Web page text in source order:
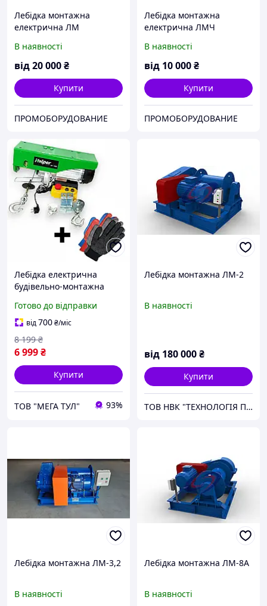
Лебідка монтажна
електрична ЛМ
В наявності
від20 000₴
Купити
ПРОМОБОРУДОВАНИЕ
Лебідка монтажна
електрична ЛМЧ
В наявності
від 10 000₴
Купити
ПРОМОБОРУДОВАНИЕ
Лебідка електрична
будівельно-монтажна
кг 12 м лебідка будівельна
електрична
Готово до відправки
від700₴/міс
6 999₴
8 199 ₴
Купити
ТОВ "МЕГА ТУЛ" 93%
Лебідка монтажна ЛМ-2
В наявності
від 180 000₴
Купити
ТОВ НВК "ТЕХНОЛОГІЯ ПІДЙОМУ"
Лебідка монтажна ЛМ-3,2
В наявності
Лебідка монтажна ЛМ-8А
В наявності